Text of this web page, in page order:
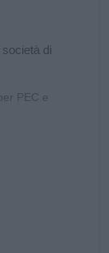
di
PEC e